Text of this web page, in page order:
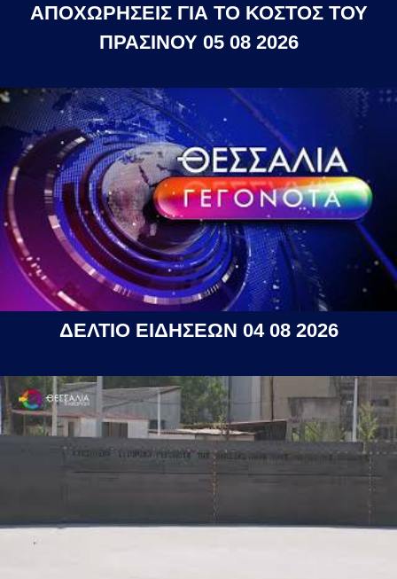
ΑΠΟΧΩΡΗΣΕΙΣ ΓΙΑ ΤΟ ΚΟΣΤΟΣ ΤΟΥ
ΠΡΑΣΙΝΟΥ 05 08 2026
ΔΕΛΤΙΟ ΕΙΔΗΣΕΩΝ 04 08 2026